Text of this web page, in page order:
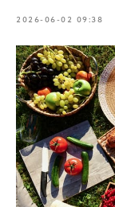
2026-06-02 09:38